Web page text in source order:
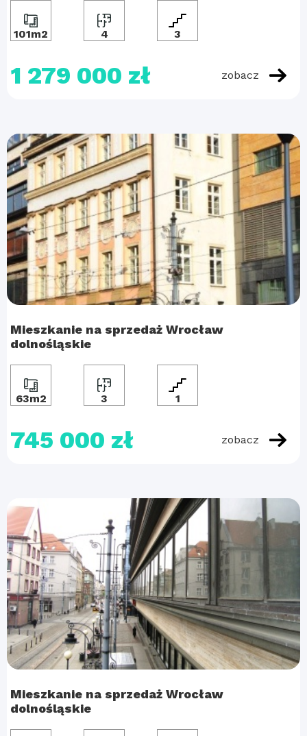
101m2 4 3
1 279 000 zł zobacz
Mieszkanie na sprzedaż Wrocław
dolnośląskie
63m2 3 1
745 000 zł zobacz
Mieszkanie na sprzedaż Wrocław
dolnośląskie